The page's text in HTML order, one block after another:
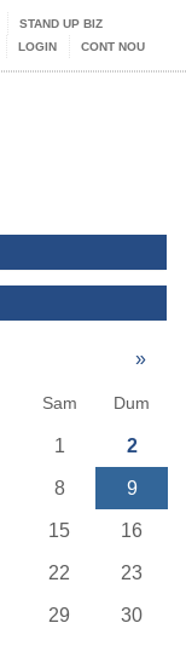
STAND UP BIZ
LOGIN CONT NOU
»
Sam Dum
1 2
8 9
15 16
22 23
29 30